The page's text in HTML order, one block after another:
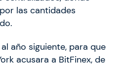
las cantidades
año siguiente, para que
acusara a BitFinex, de